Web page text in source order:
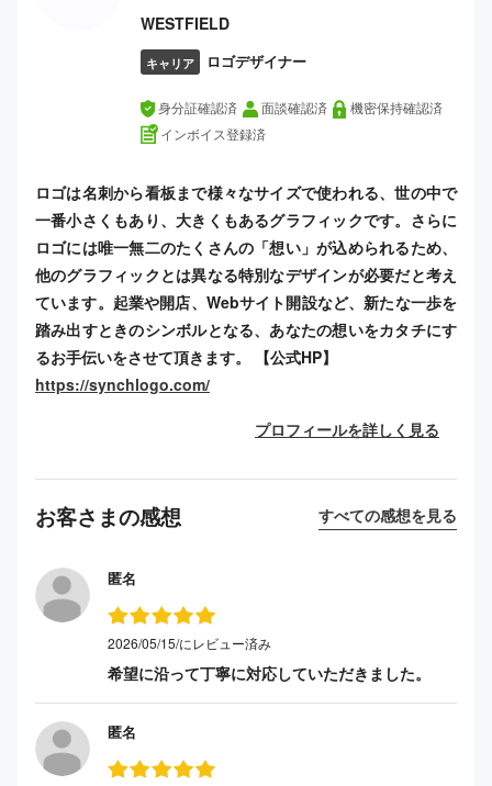
WESTFIELD
キャリア ロゴデザイナー
身分証確認済 面談確認済
機密保持確認済
インボイス登録済
ロゴは名刺から看板まで様々なサイズで使われる、世の中で
一番小さくもあり、大きくもあるグラフィックです。さらに
ロゴには唯一無二のたくさんの「想い」が込められるため、
他のグラフィックとは異なる特別なデザインが必要だと考え
ています。起業や開店、Webサイト開設など、新たな一歩を
踏み出すときのシンボルとなる、あなたの想いをカタチにす
るお手伝いをさせて頂きます。 【公式HP】
https://synchlogo.com/
プロフィールを詳しく見る
お客さまの感想 すべての感想を見る
匿名
2026/05/15/にレビュー済み
希望に沿って丁寧に対応していただきました。
匿名